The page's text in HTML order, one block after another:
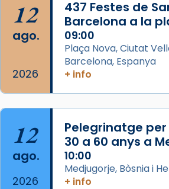
Foto
View on Facebook · Share
12
ago.
2026
437 Festes de
Barcelona a la
09:00
Plaça Nova, Ciutat
Barcelona, Espanya
+ info
12
ago.
2026
Pelegrinatge
30 a 60 anys a
10:00
Medjugorje, Bòsnia i
+ info